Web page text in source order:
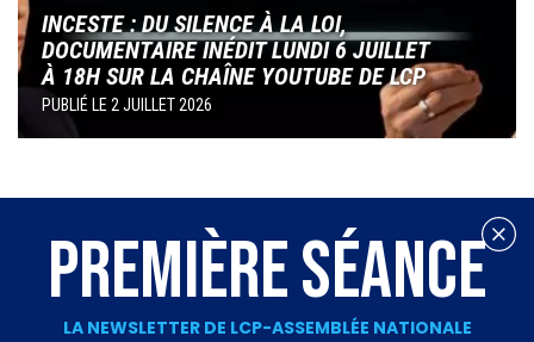
INCESTE : DU SILENCE À LA LOI,
DOCUMENTAIRE INÉDIT LUNDI 6 JUILLET
À 18H SUR LA CHAÎNE YOUTUBE DE LCP
PUBLIÉ LE 2 JUILLET 2026
PREMIÈRE SÉANCE
LA NEWSLETTER DE LCP-ASSEMBLÉE NATIONALE